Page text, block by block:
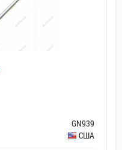
GN939
США